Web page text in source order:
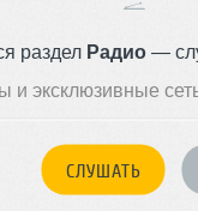
раздел Радио—
и эксклюзивные
СЛУШАТЬ